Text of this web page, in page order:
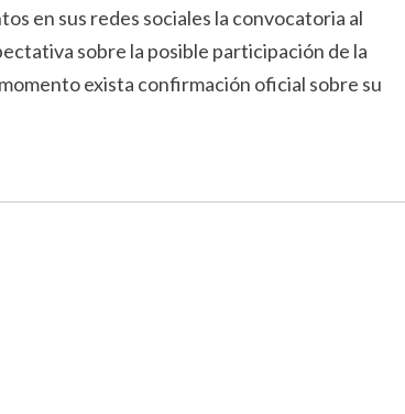
en sus redes sociales la convocatoria al
sobre la posible participación de la
exista confirmación oficial sobre su